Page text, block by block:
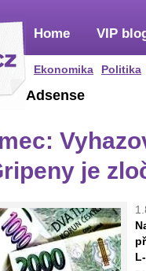
Home
Ekonomika Politika
VIP
Adsense
je